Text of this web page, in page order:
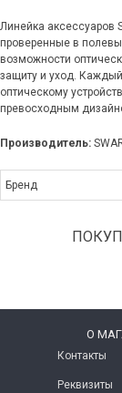
Линейка аксессуаров
проверенные в
возможности
защиту и уход.
оптическому
превосходным
Производитель:
Бренд
O
Контакты
Реквизиты